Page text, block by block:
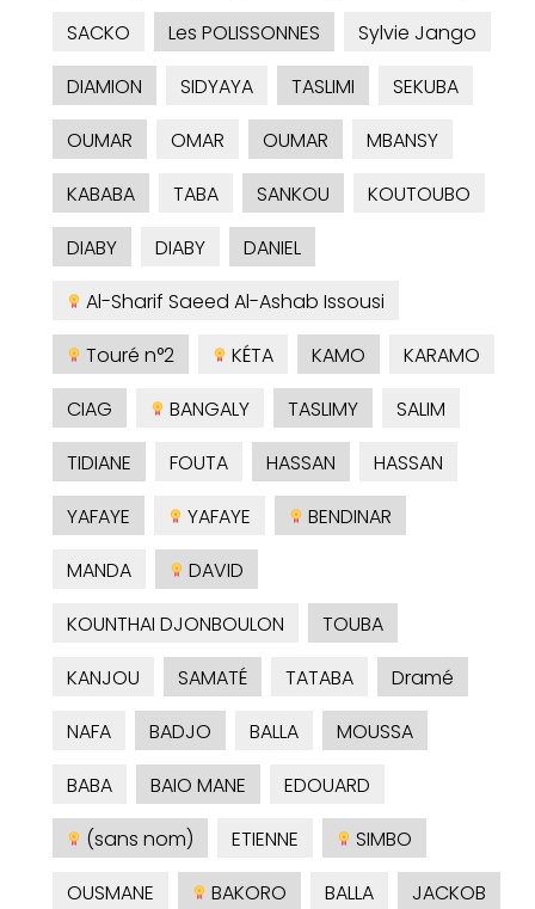
SACKO
Les POLISSONNES
Sylvie Jango
DIAMION
SIDYAYA TASLIMI
SEKUBA
OUMAR
OMAR OUMAR
MBANSY
KABABA
TABA SANKOU
KOUTOUBO
DIABY
DIABY
DANIEL
Al-Sharif Saeed Al-Ashab Issousi
Touré n°2
KÉTA KAMO
KARAMO
CIAG
BANGALY TASLIMY
SALIM
TIDIANE
FOUTA HASSAN
HASSAN
YAFAYE
YAFAYE
BENDINAR
MANDA
DAVID
KOUNTHAI DJONBOULON
TOUBA
KANJOU
SAMATÉ TATABA
Dramé
NAFA
BADJO BALLA
MOUSSA
BABA
BAIO MANE
EDOUARD
(sans nom)
ETIENNE
SIMBO
OUSMANE
BAKORO BALLA
JACKOB